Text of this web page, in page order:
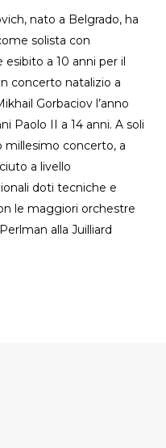
nato a Belgrado, ha
solista con
esibito a 10 anni per il
concerto natalizio a
Gorbaciov l’anno
Paolo II a 14 anni. A soli
millesimo concerto, a
a livello
doti tecniche e
le maggiori orchestre
alla Juilliard